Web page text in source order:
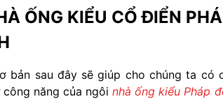
ỐNG KIỂU CỔ ĐIỂN
bản sau đây sẽ giúp cho chúng ta
công năng của ngôinhà ống kiểu Pháp